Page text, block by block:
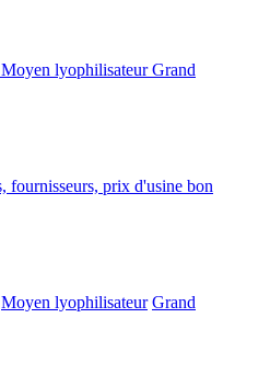
Moyen lyophilisateur Grand
Moyen lyophilisateur Grand